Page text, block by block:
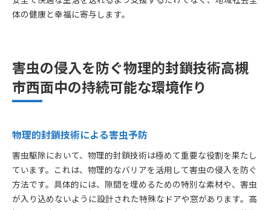
体の健康と幸福に寄与します。
害虫の侵入を防ぐ物理的封鎖技術高槻
市西面中の持続可能な環境作り
物理的封鎖技術による害虫予防
害虫駆除において、物理的封鎖技術は極めて重要な役割を果たし
ています。これは、物理的なバリアを活用して害虫の侵入を防ぐ
方法です。具体的には、隙間を埋めるための特別な素材や、害虫
が入り込めないように設計された特殊なドアや窓があります。高